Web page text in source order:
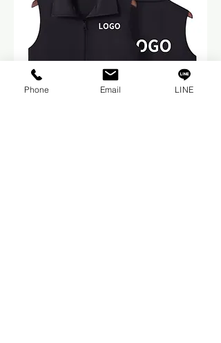
Phone Email LINE